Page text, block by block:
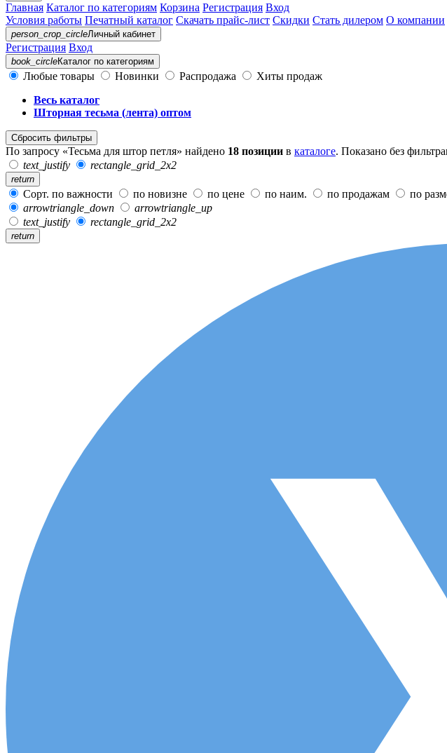
Главная Каталог по категориям Корзина Регистрация Вход
Условия работы Печатный каталог Скачать прайс-лист Скидки Стать дилером О компании
person_crop_circleЛичный кабинет
Регистрация Вход
book_circleКаталог по категориям
Любые товары Новинки Распродажа
Хиты продаж
Весь каталог
Шторная тесьма (лента) оптом
Сбросить фильтры
По запросу «Тесьма для штор петля» найдено 18 позиции в каталоге. Показано без
text_justify
rectangle_grid_2x2
return
Сорт. по важности по новизне по цене по наим. по продажам
по
arrowtriangle_down
arrowtriangle_up
text_justify
rectangle_grid_2x2
return